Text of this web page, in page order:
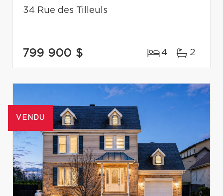
34 Rue des Tilleuls
799 900 $ 4 2
VENDU